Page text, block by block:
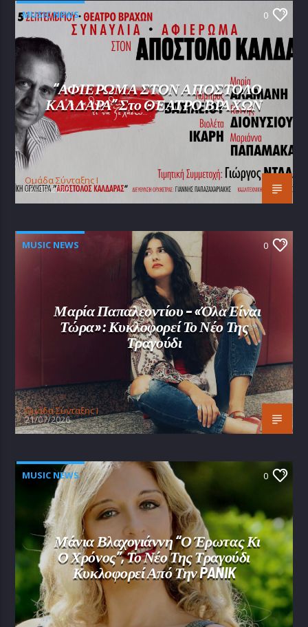
MUSIC NEWS 0
“ΑΦΙΕΡΩΜΑ ΣΤΟΝ ΑΠΟΣΤΟΛΟ
ΚΑΛΔΑΡΑ” Στο ΘΕΑΤΡΟ ΒΡΑΧΩΝ
Oμάδα Σύνταξης Ι
25/07/2026
MUSIC NEWS 0
Μαρία Παπαλεοντίου – «Όλα Είναι
Τώρα»: Κυκλοφορεί Το Νέο Της
Τραγούδι
Oμάδα Σύνταξης Ι
21/07/2026
MUSIC NEWS 0
Μάνια Βλαχογιάννη “Ο Έρωτας Κι
Ο Χρόνος”, Το Νέο Της Τραγούδι
Κυκλοφορεί Από Την PANIK